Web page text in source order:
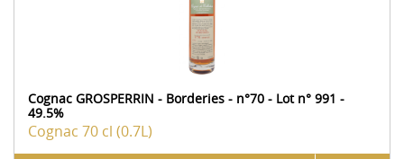
Cognac GROSPERRIN - Borderies - n°70 - Lot n° 991 -
49.5%
Cognac 70 cl (0.7L)